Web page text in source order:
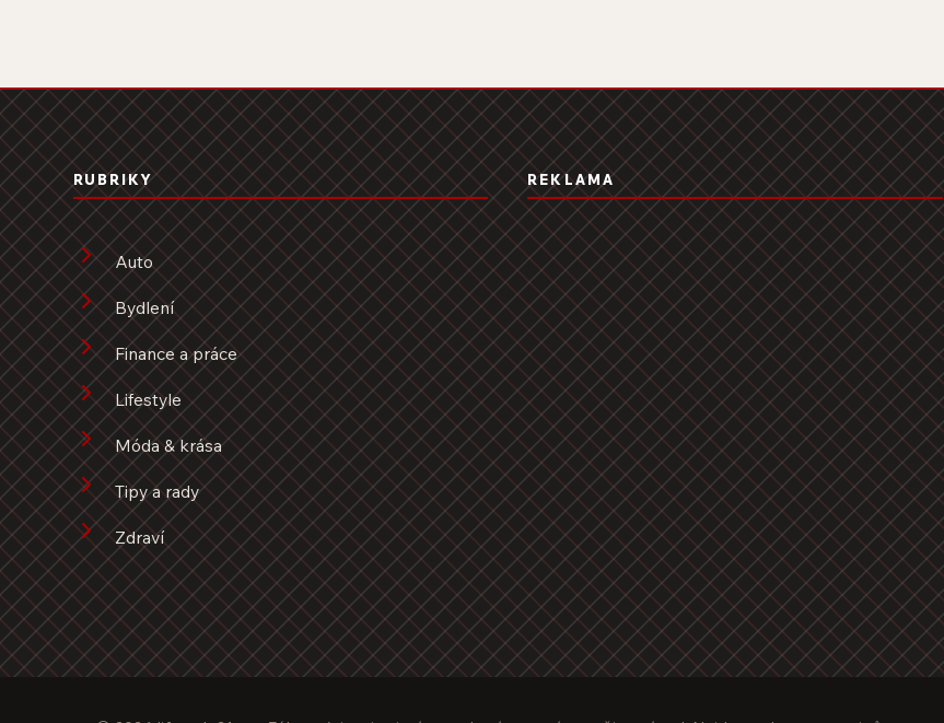
RUBRIKY
Auto
Bydlení
Finance a práce
Lifestyle
Móda & krása
Tipy a rady
Zdraví
REKLAMA